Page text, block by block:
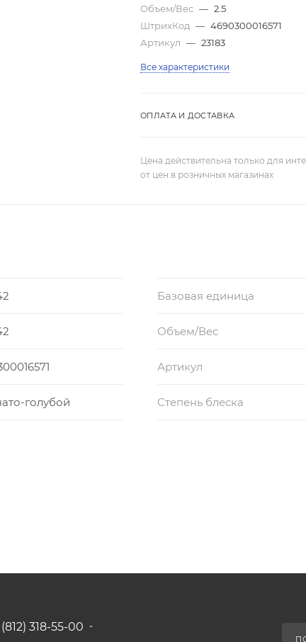
Объем/Вес — 2.5
ШтрихКод — 4690300016571
Артикул — 23183
Все характеристики
ОПЛАТА И ДОСТАВКА
Цена действительна только для
от цен в розничных магазинах
Базовая единица
Объем/Вес
Артикул
голубой Степень блеска
318-55-00